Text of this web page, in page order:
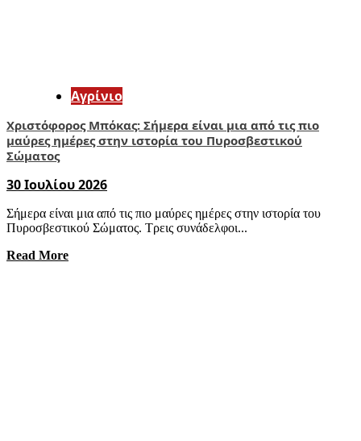
Aγρίνιο
Χριστόφορος Μπόκας: Σήμερα είναι μια από τις πιο
μαύρες ημέρες στην ιστορία του Πυροσβεστικού
Σώματος
30 Ιουλίου 2026
Σήμερα είναι μια από τις πιο μαύρες ημέρες στην ιστορία του
Πυροσβεστικού Σώματος. Τρεις συνάδελφοι...
Read More